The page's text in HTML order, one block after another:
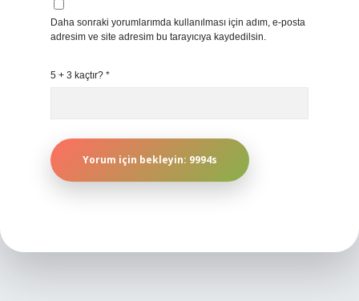
Daha sonraki yorumlarımda kullanılması için adım, e-posta
adresim ve site adresim bu tarayıcıya kaydedilsin.
5 + 3 kaçtır? *